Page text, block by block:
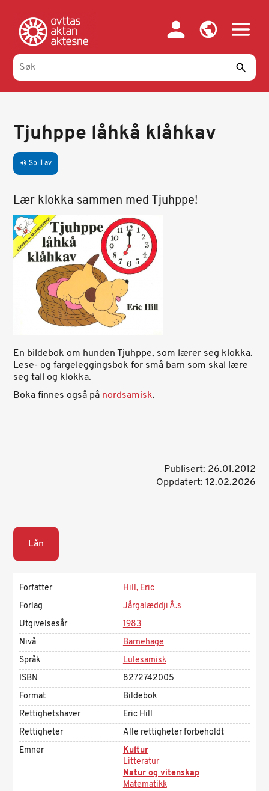
hovedinnhold
Tjuhppe låhkå klåhkav
volume_up Spill av
Lær klokka sammen med Tjuhppe!
En bildebok om hunden Tjuhppe, som lærer seg klokka.
Lese- og fargeleggingsbok for små barn som skal lære
seg tall og klokka.
Boka finnes også pånordsamisk.
Publisert: 26.01.2012
Oppdatert: 12.02.2026
Lån
Forfatter
Hill, Eric
Forlag
Jårgalæddji Å.s
Utgivelsesår
1983
Nivå
Barnehage
Språk
Lulesamisk
ISBN
8272742005
Format
Bildebok
Rettighetshaver
Eric Hill
Rettigheter
Alle rettigheter forbeholdt
Emner
Kultur
Litteratur
Natur og vitenskap
Matematikk